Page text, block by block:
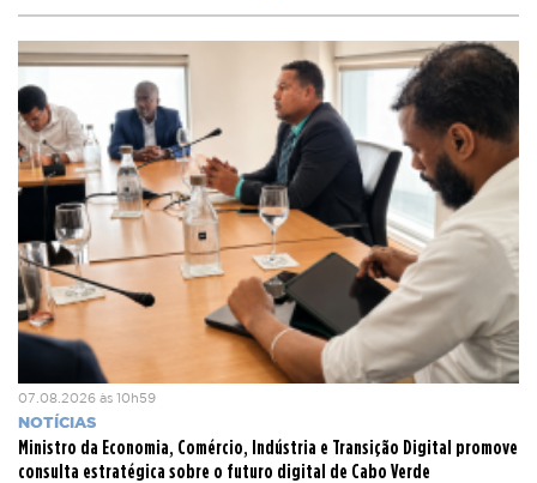
se a 1ª Cimeira África – França, sob o tema: Areforma da
cooperação
. A partir da segunda Cimeira, que teve lugar
em Bangui (RCA) em 1975, as cimeiras passaram a ser
realizadas anualmente, ora num país africano, ora em
França. A partir de 1988, adoptou-se a periodicidade
bianual.
Victor Borges que será acompanhado pelo Embaixador de
Cabo Verde em França, pelo Presidente do Instituto das
Comunidades e pelo Director Geral da Política Externa,
deslocar-se-á também a Nice e Marseille, onde manterá
contactos com a comunidade cabo-verdiana residente
nessas cidades.
07.08.2026 às 10h59
NOTÍCIAS
Ministro da Economia, Comércio, Indústria e Transição Digital promove
consulta estratégica sobre o futuro digital de Cabo Verde